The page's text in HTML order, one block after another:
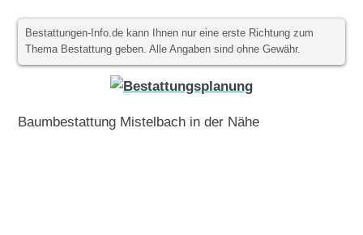
Bestattungen-Info.de kann Ihnen nur eine erste Richtung zum
Thema Bestattung geben. Alle Angaben sind ohne Gewähr.
Baumbestattung Mistelbach in der Nähe